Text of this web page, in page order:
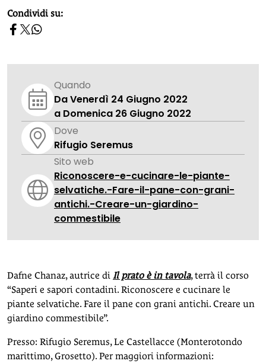
homepage h2
Condividi su:
Quando
Da Venerdì 24 Giugno 2022
a Domenica 26 Giugno 2022
Dove
Rifugio Seremus
Sito web
Riconoscere-e-cucinare-le-piante-
selvatiche.-Fare-il-pane-con-grani-
antichi.-Creare-un-giardino-
commestibile
Dafne Chanaz, autrice di Il prato è in tavola, terrà il corso
“Saperi e sapori contadini. Riconoscere e cucinare le
piante selvatiche. Fare il pane con grani antichi. Creare un
giardino commestibile”.
Presso: Rifugio Seremus, Le Castellacce (Monterotondo
marittimo, Grosetto). Per maggiori informazioni: